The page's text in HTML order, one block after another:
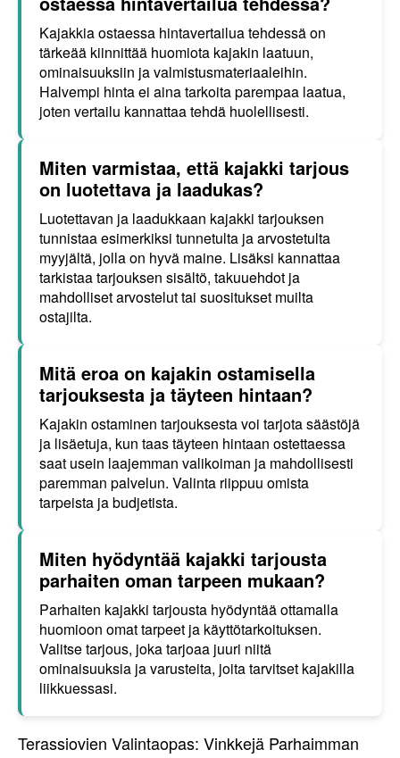
Kajakkia ostaessa hintavertailua tehdessä on
tärkeää kiinnittää huomiota kajakin laatuun,
ominaisuuksiin ja valmistusmateriaaleihin.
Halvempi hinta ei aina tarkoita parempaa laatua,
joten vertailu kannattaa tehdä huolellisesti.
Miten varmistaa, että kajakki tarjous
on luotettava ja laadukas?
Luotettavan ja laadukkaan kajakki tarjouksen
tunnistaa esimerkiksi tunnetulta ja arvostetulta
myyjältä, jolla on hyvä maine. Lisäksi kannattaa
tarkistaa tarjouksen sisältö, takuuehdot ja
mahdolliset arvostelut tai suositukset muilta
ostajilta.
Mitä eroa on kajakin ostamisella
tarjouksesta ja täyteen hintaan?
Kajakin ostaminen tarjouksesta voi tarjota säästöjä
ja lisäetuja, kun taas täyteen hintaan ostettaessa
saat usein laajemman valikoiman ja mahdollisesti
paremman palvelun. Valinta riippuu omista
tarpeista ja budjetista.
Miten hyödyntää kajakki tarjousta
parhaiten oman tarpeen mukaan?
Parhaiten kajakki tarjousta hyödyntää ottamalla
huomioon omat tarpeet ja käyttötarkoituksen.
Valitse tarjous, joka tarjoaa juuri niitä
ominaisuuksia ja varusteita, joita tarvitset kajakilla
liikkuessasi.
Terassiovien Valintaopas: Vinkkejä Parhaimman